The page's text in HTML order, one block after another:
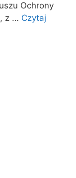
Ochrony
z … Czytaj